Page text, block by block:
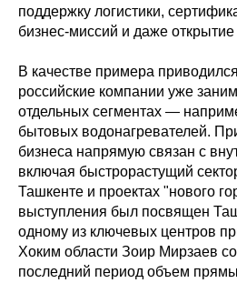
поддержку логистики,
бизнес-миссий и даже
В качестве примера
российские компании уже
отдельных сегментах —
бытовых водонагревателей.
бизнеса напрямую связан с
включая быстрорастущий
Ташкенте и проектах "нового
выступления был посвящен
одному из ключевых центров
Хоким области Зоир Мирзаев
последний период объем